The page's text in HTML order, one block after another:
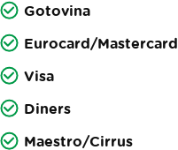
Gotovina
Eurocard/Mastercard
Visa
Diners
Maestro/Cirrus